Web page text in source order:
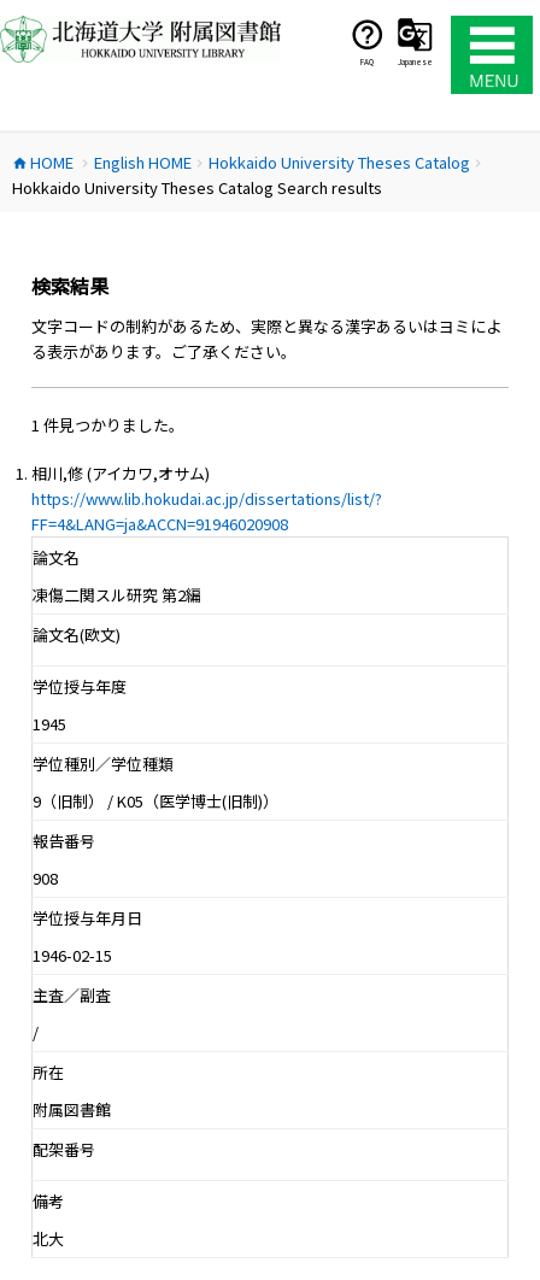
ン
テ
ス
キ
FAQ Japanese
home HOME chevron_right English HOMEchevron_right Hokkaido University Theses Catalog chevron_right
Hokkaido University Theses Catalog Search results
検索結果
文字コードの制約があるため、実際と異なる漢字あるいはヨミによ
る表示があります。ご了承ください。
1 件見つかりました。
相川,修 (アイカワ,オサム)
https://www.lib.hokudai.ac.jp/dissertations/list/?
FF=4&LANG=ja&ACCN=91946020908
論文名
凍傷二関スル研究 第2編
論文名(欧文)
学位授与年度
1945
学位種別／学位種類
9（旧制） / K05（医学博士(旧制)）
報告番号
908
学位授与年月日
1946-02-15
主査／副査
/
所在
附属図書館
配架番号
備考
北大